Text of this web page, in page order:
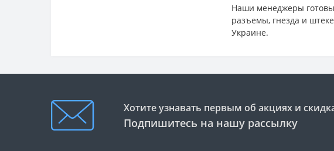
Наши менеджеры
разъемы, гнезда и
Украине.
Хотите узнавать первым об акциях и
Подпишитесь на нашу рассылку